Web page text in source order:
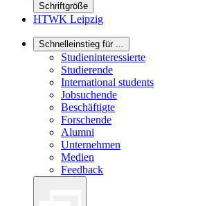
Schriftgröße
HTWK Leipzig
Schnelleinstieg für ...
Studieninteressierte
Studierende
International students
Jobsuchende
Beschäftigte
Forschende
Alumni
Unternehmen
Medien
Feedback